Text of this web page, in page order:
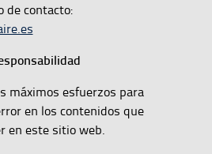
de contacto:
máximos esfuerzos para
en los contenidos que
en este sitio web.